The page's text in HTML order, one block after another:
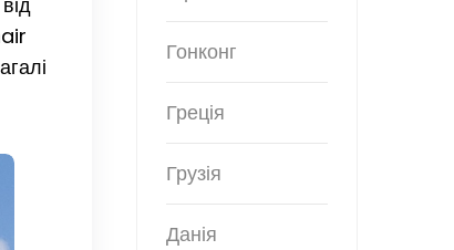
Гонконг
Греція
Грузія
Данія